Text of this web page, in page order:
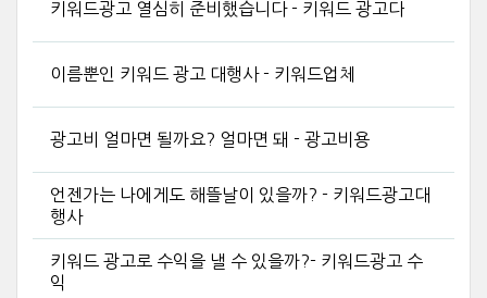
키워드광고 열심히 준비했습니다 - 키워드 광고다
이름뿐인 키워드 광고 대행사 - 키워드업체
광고비 얼마면 될까요? 얼마면 돼 - 광고비용
언젠가는 나에게도 해뜰날이 있을까? - 키워드광고대
행사
키워드 광고로 수익을 낼 수 있을까?- 키워드광고 수
익